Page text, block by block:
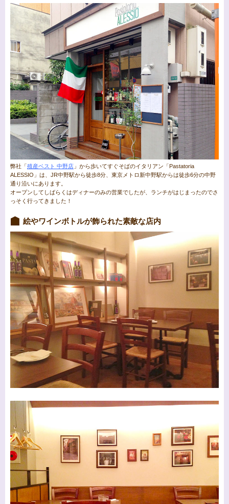
弊社「殖産ベスト 中野店 」から歩いてすぐそばのイタリアン「Pastatoria
ALESSIO」は、JR中野駅から徒歩8分、東京メトロ新中野駅からは徒歩6分の中野
通り沿いにあります。
オープンしてしばらくはディナーのみの営業でしたが、ランチがはじまったのでさ
っそく行ってきました！
絵やワインボトルが飾られた素敵な店内